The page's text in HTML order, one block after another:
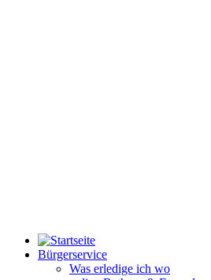
Bürgerservice
Was erledige ich wo